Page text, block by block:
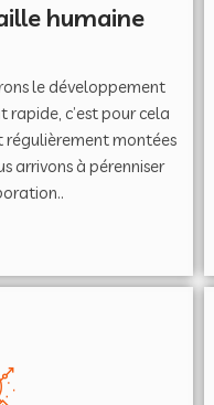
humaine
le développement
c’est pour cela
régulièrement montées
arrivons à pérenniser